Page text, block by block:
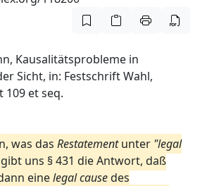
Kausalitätsprobleme in
Sicht, in: Festschrift Wahl,
109 et seq.
was das Restatementunter "legal
uns § 431 die Antwort, daß
einelegal causedes